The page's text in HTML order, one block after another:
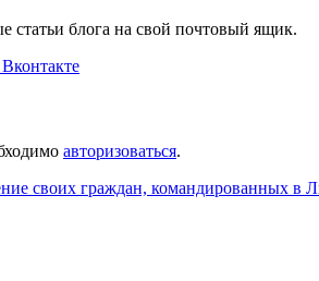
статьи блога на свой почтовый ящик.
авторизоваться.
своих граждан, командированных в